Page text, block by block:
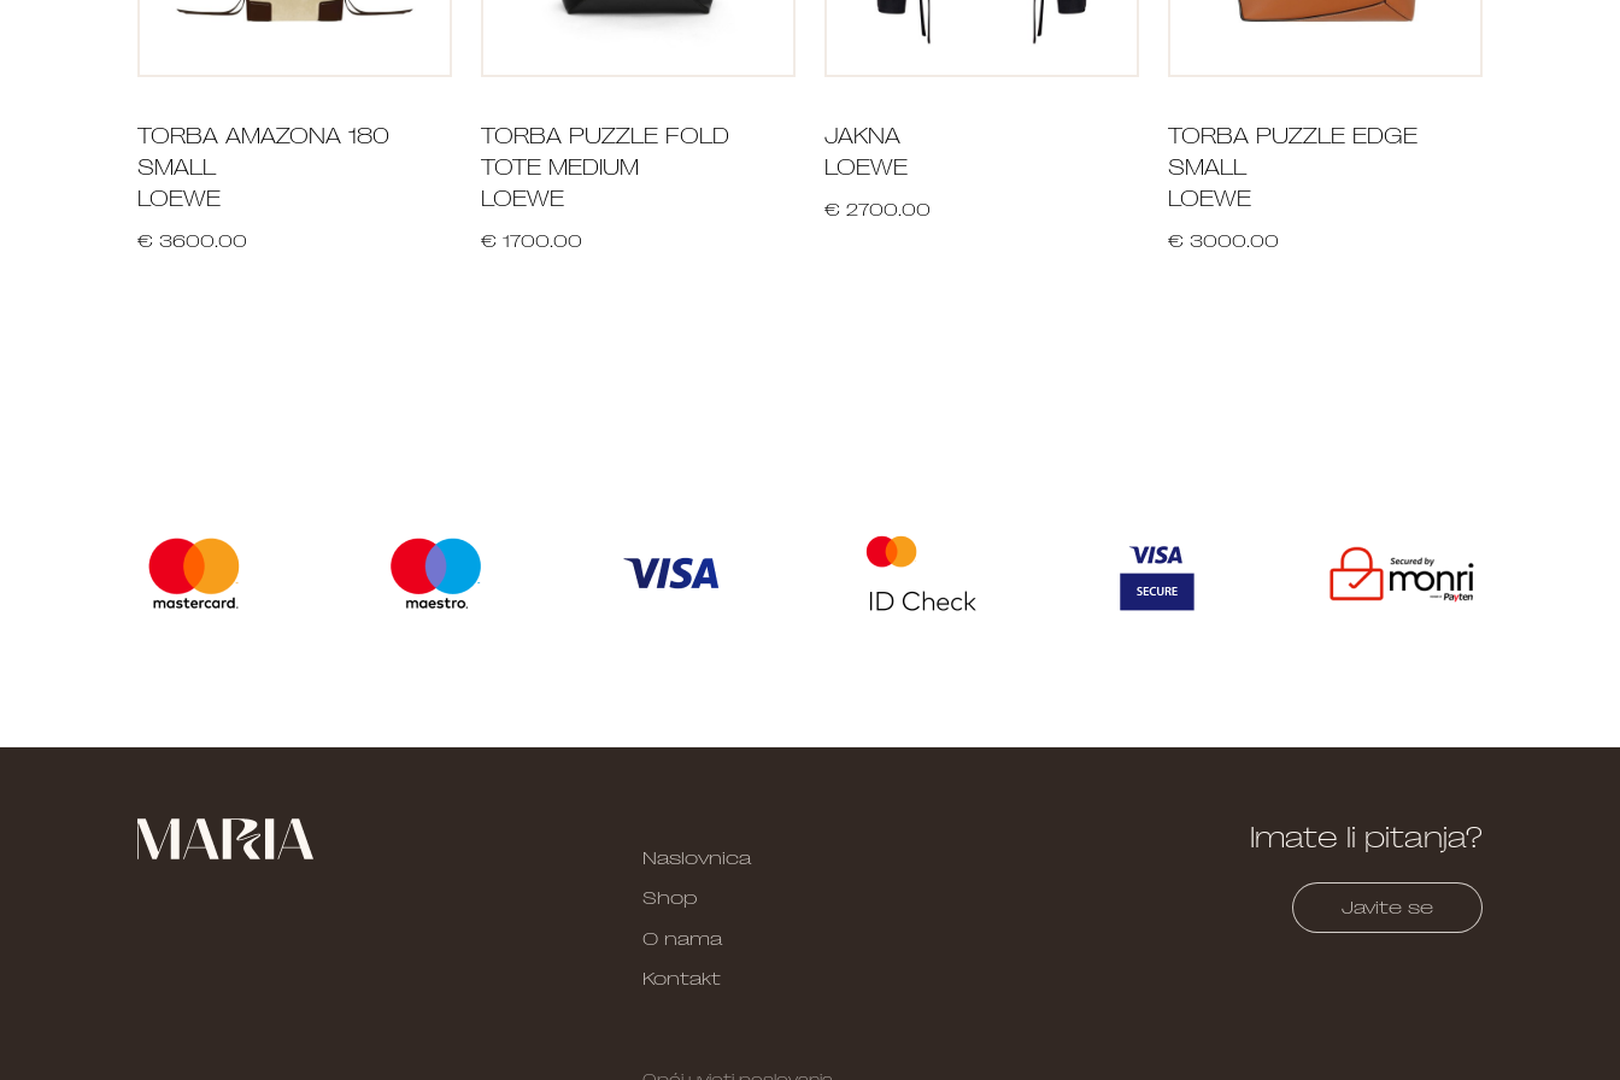
TORBA AMAZONA 180
SMALL
LOEWE
€ 3600.00
TORBA PUZZLE FOLD
TOTE MEDIUM
LOEWE
€ 1700.00
JAKNA
LOEWE
€ 2700.00
TORBA PUZZLE EDGE
SMALL
LOEWE
€ 3000.00
Naslovnica
Shop
O nama
Kontakt
Imate li pitanja?
Javite se